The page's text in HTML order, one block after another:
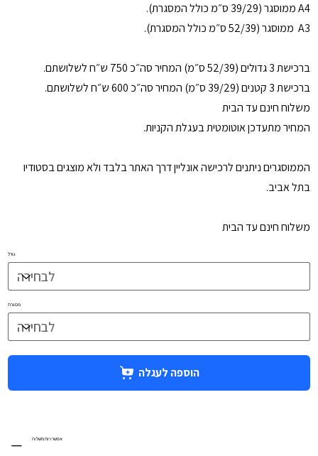
A4 ממוסגר (39/29 ס״מ כולל המסגרת).
A3 ממוסגר (52/39 ס״מ כולל המסגרת).
ברכישת 3 גדולים (52/39 ס״מ) המחיר סה״כ 750 ש״ח לשלושתם.
ברכישת 3 קטנים (39/29 ס״מ) המחיר סה״כ 600 ש״ח לשלושתם.
משלוח חינם עד הבית
המחיר מתעדכן אוטומטית בעגלת הקניות.
הממוסגרים ניתנים לרכישה אונליין דרך האתר בלבד ולא מוצגים בסטודיו
בתל אביב.
משלוח חינם עד הבית
גודל
מסגרת
הוספה לעגלה
אפשרויות משלוח